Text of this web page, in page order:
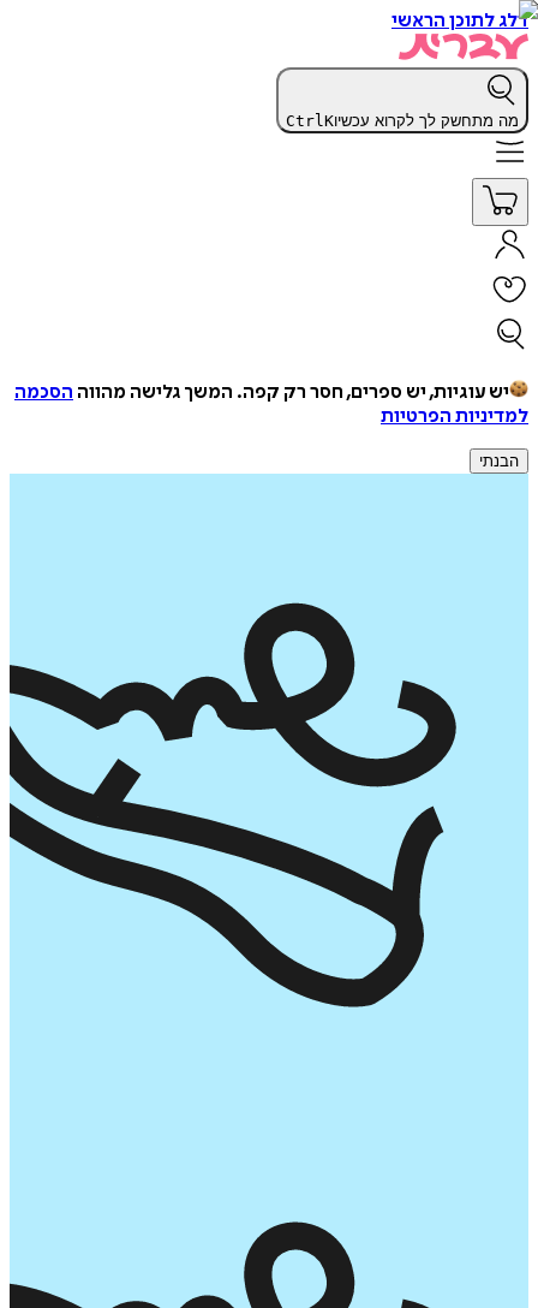
דלג לתוכן הראשי
מה מתחשק לך לקרוא עכשיו CtrlK
יש עוגיות, יש ספרים, חסר רק קפה. המשך גלישה מהווה הסכמה
למדיניות הפרטיות
הבנתי